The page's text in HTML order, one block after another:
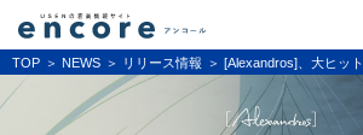
TOP NEWS リリース情報 [Alexandros]、大ヒッ